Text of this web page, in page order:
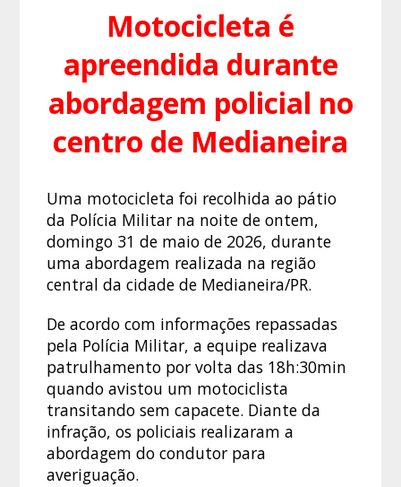
Motocicleta é
apreendida durante
abordagem policial no
centro de Medianeira
Uma motocicleta foi recolhida ao pátio
da Polícia Militar na noite de ontem,
domingo 31 de maio de 2026, durante
uma abordagem realizada na região
central da cidade de Medianeira/PR.
De acordo com informações repassadas
pela Polícia Militar, a equipe realizava
patrulhamento por volta das 18h:30min
quando avistou um motociclista
transitando sem capacete. Diante da
infração, os policiais realizaram a
abordagem do condutor para
averiguação.